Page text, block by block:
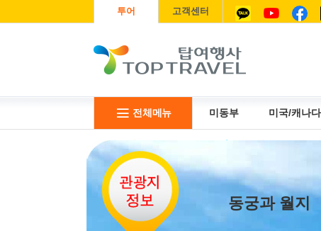
투어 고객센터
전체메뉴 미동부 미국/캐나다
리무진
동궁과 월지